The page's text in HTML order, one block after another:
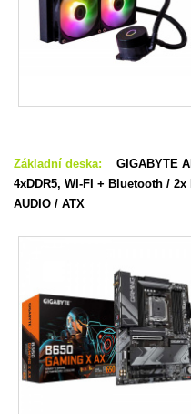
Základní deska:
GIGABYTE
4xDDR5, WI-FI + Bluetooth / 2x
AUDIO / ATX